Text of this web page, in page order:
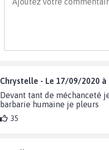
Chrystelle - Le 17/09/2020 à
Devant tant de méchanceté
barbarie humaine je pleurs
35